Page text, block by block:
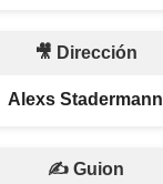
🎥 Dirección
Alexs Stadermann
✍️ Guion